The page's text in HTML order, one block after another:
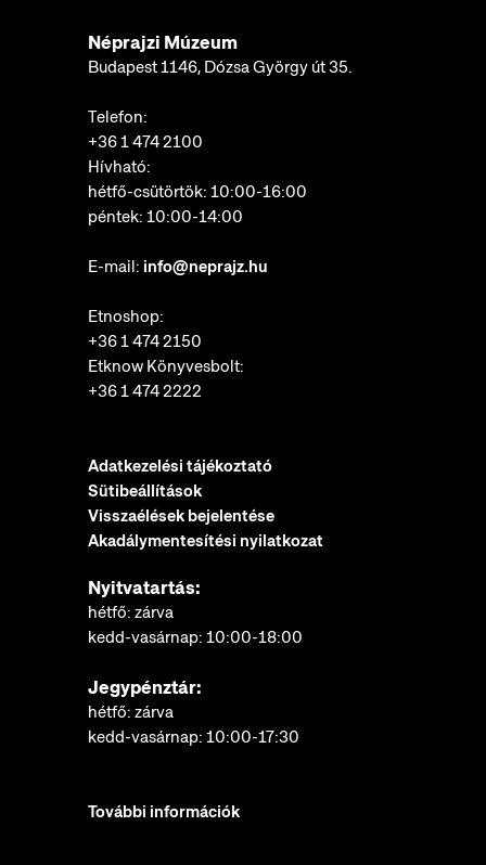
Néprajzi Múzeum
Budapest 1146, Dózsa György út 35.
Telefon:
+36 1 474 2100
Hívható:
hétfő-csütörtök: 10:00-16:00
péntek: 10:00-14:00
E-mail: info@neprajz.hu
Etnoshop:
+36 1 474 2150
Etknow Könyvesbolt:
+36 1 474 2222
Adatkezelési tájékoztató
Sütibeállítások
Visszaélések bejelentése
Akadálymentesítési nyilatkozat
Nyitvatartás:
hétfő: zárva
kedd-vasárnap: 10:00-18:00
Jegypénztár:
hétfő: zárva
kedd-vasárnap: 10:00-17:30
További információk